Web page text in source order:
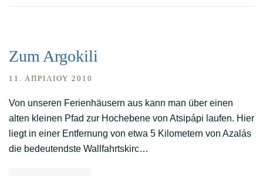
Zum Argokili
11. ΑΠΡΙΛΊΟΥ 2010
Von unseren Ferienhäusern aus kann man über einen
alten kleinen Pfad zur Hochebene von Atsipápi laufen. Hier
liegt in einer Entfernung von etwa 5 Kilometern von Azalás
die bedeutendste Wallfahrtskirc…